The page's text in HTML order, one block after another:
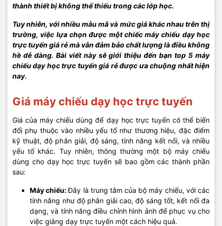
thành thiết bị không thể thiếu trong các lớp học.
Tuy nhiên, với nhiều mẫu mã và mức giá khác nhau trên thị
trường, việc lựa chọn được một chiếc máy chiếu dạy học
trực tuyến giá rẻ mà vẫn đảm bảo chất lượng là điều không
hề dễ dàng. Bài viết này sẽ giới thiệu đến bạn top 5 máy
chiếu dạy học trực tuyến giá rẻ được ưa chuộng nhất hiện
nay.
Giá máy chiếu dạy học trực tuyến
Giá của máy chiếu dùng để dạy học trực tuyến có thể biến
đổi phụ thuộc vào nhiều yếu tố như thương hiệu, đặc điểm
kỹ thuật, độ phân giải, độ sáng, tính năng kết nối, và nhiều
yếu tố khác. Tuy nhiên, thông thường một bộ máy chiếu
dùng cho dạy học trực tuyến sẽ bao gồm các thành phần
sau:
Máy chiếu:Đây là trung tâm của bộ máy chiếu, với các
tính năng như độ phân giải cao, độ sáng tốt, kết nối đa
dạng, và tính năng điều chỉnh hình ảnh để phục vụ cho
việc giảng dạy trực tuyến một cách hiệu quả.